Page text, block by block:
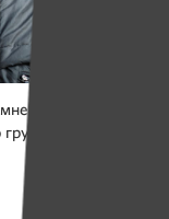
и нравятся.